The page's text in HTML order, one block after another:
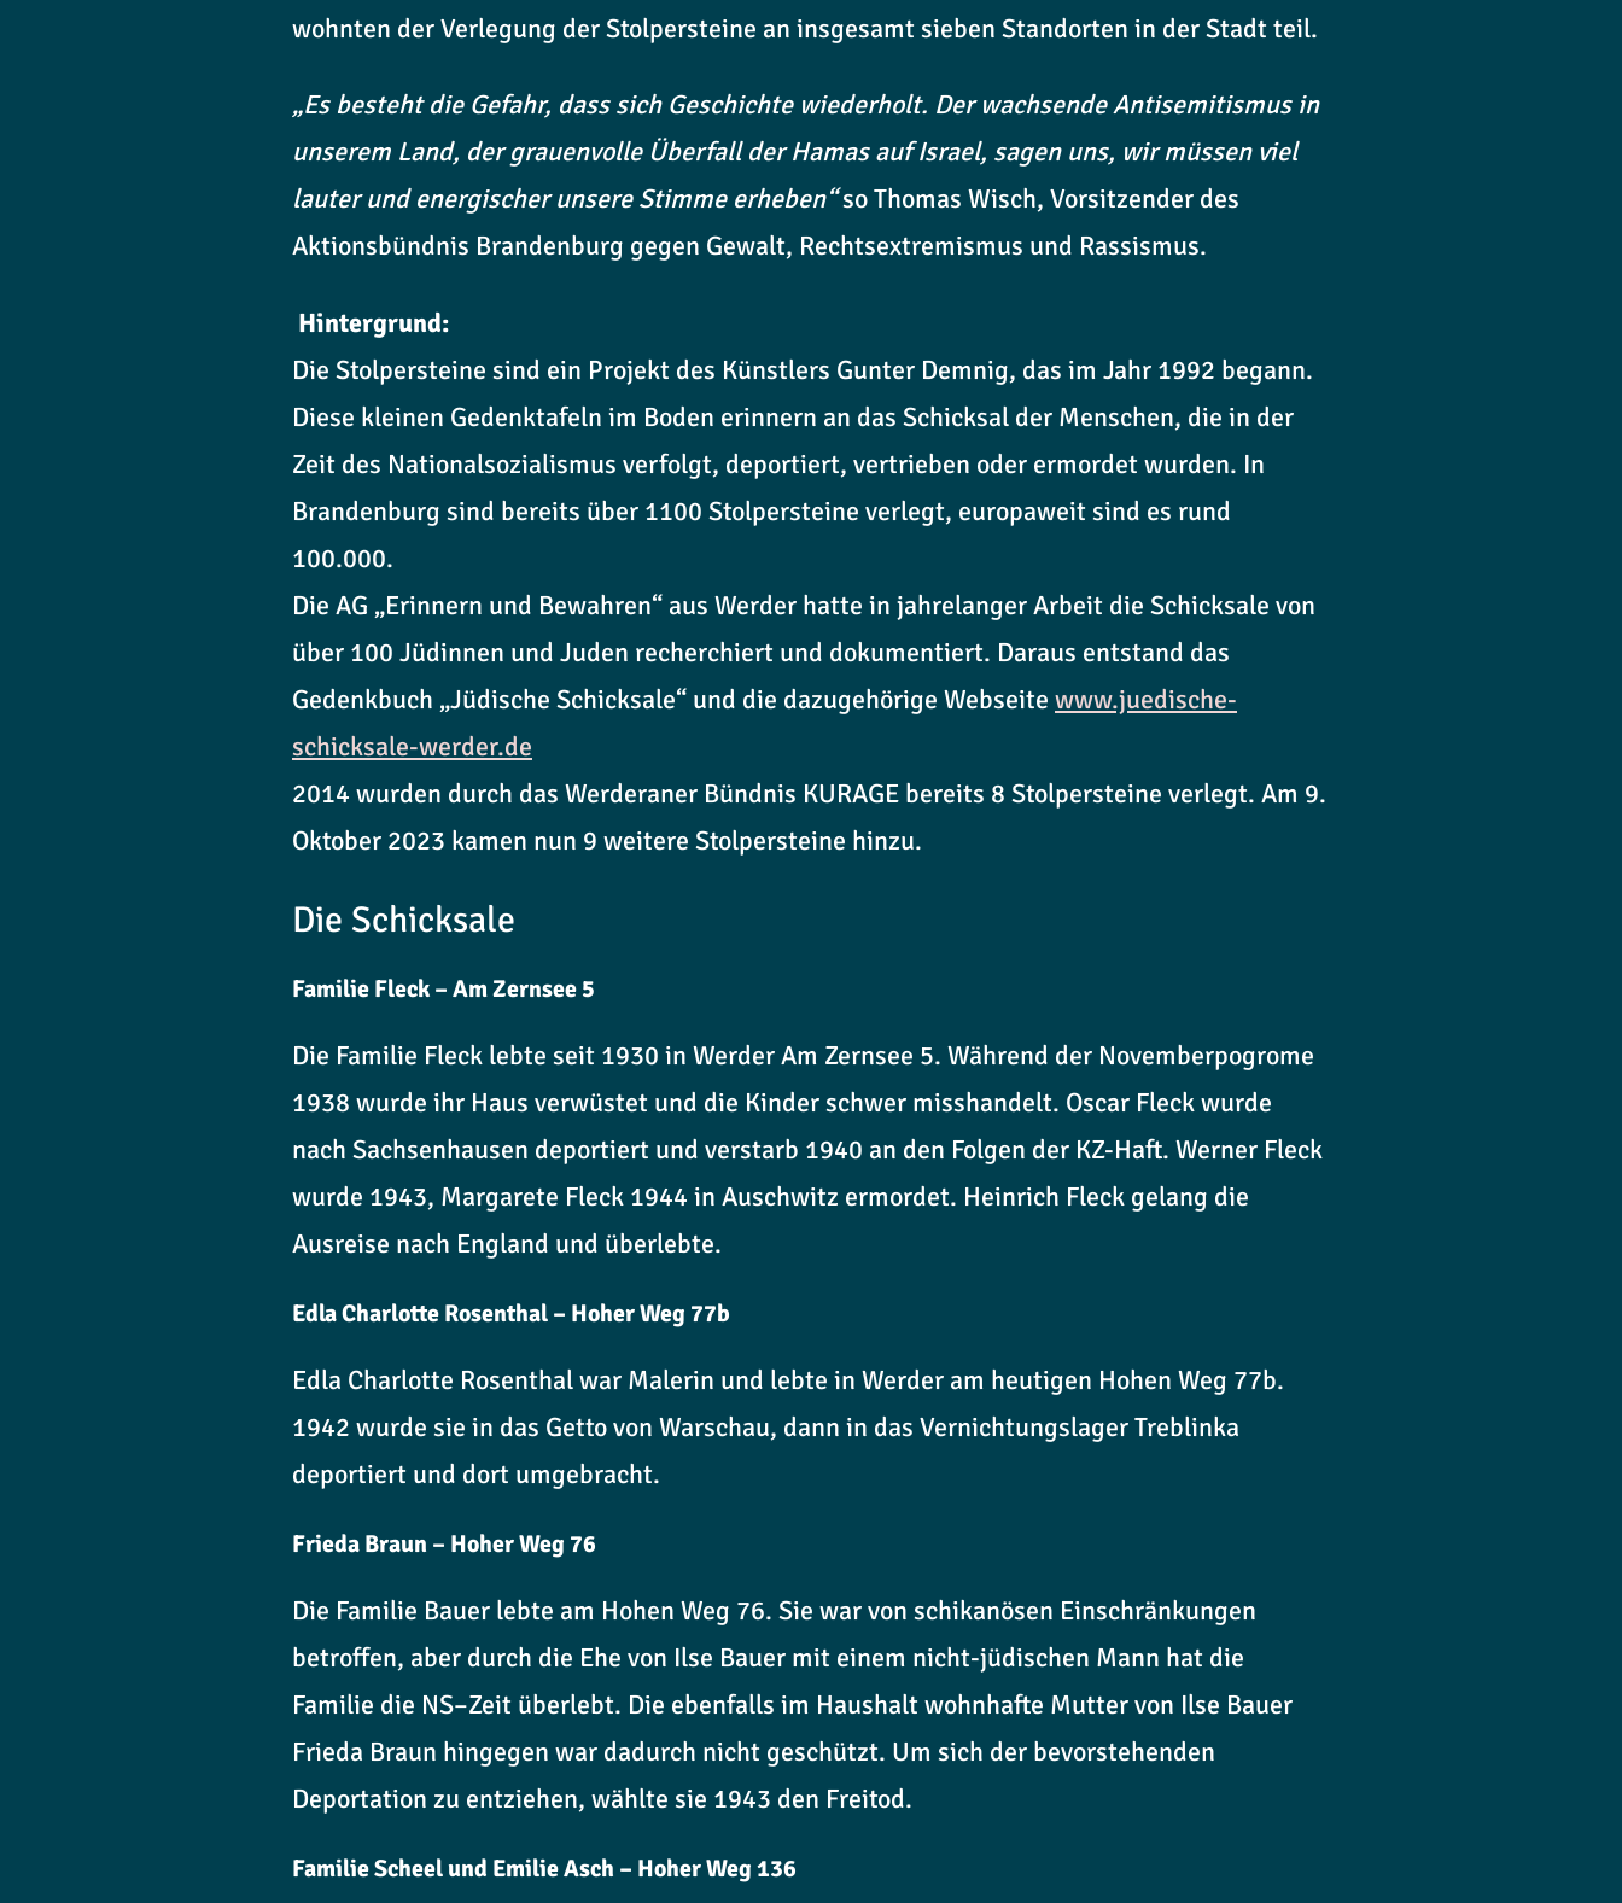
wohnten der Verlegung der Stolpersteine an insgesamt sieben Standorten in der Stadt teil.
„Es besteht die Gefahr, dass sich Geschichte wiederholt. Der wachsende Antisemitismus in
unserem Land, der grauenvolle Überfall der Hamas auf Israel, sagen uns, wir müssen viel
lauter und energischer unsere Stimme erheben“so Thomas Wisch, Vorsitzender des
Aktionsbündnis Brandenburg gegen Gewalt, Rechtsextremismus und Rassismus.
Hintergrund:
Die Stolpersteine sind ein Projekt des Künstlers Gunter Demnig, das im Jahr 1992 begann.
Diese kleinen Gedenktafeln im Boden erinnern an das Schicksal der Menschen, die in der
Zeit des Nationalsozialismus verfolgt, deportiert, vertrieben oder ermordet wurden. In
Brandenburg sind bereits über 1100 Stolpersteine verlegt, europaweit sind es rund
100.000.
Die AG „Erinnern und Bewahren“ aus Werder hatte in jahrelanger Arbeit die Schicksale von
über 100 Jüdinnen und Juden recherchiert und dokumentiert. Daraus entstand das
Gedenkbuch „Jüdische Schicksale“ und die dazugehörige Webseite www.juedische-
schicksale-werder.de
2014 wurden durch das Werderaner Bündnis KURAGE bereits 8 Stolpersteine verlegt. Am 9.
Oktober 2023 kamen nun 9 weitere Stolpersteine hinzu.
Die Schicksale
Familie Fleck – Am Zernsee 5
Die Familie Fleck lebte seit 1930 in Werder Am Zernsee 5. Während der Novemberpogrome
1938 wurde ihr Haus verwüstet und die Kinder schwer misshandelt. Oscar Fleck wurde
nach Sachsenhausen deportiert und verstarb 1940 an den Folgen der KZ-Haft. Werner Fleck
wurde 1943, Margarete Fleck 1944 in Auschwitz ermordet. Heinrich Fleck gelang die
Ausreise nach England und überlebte.
Edla Charlotte Rosenthal – Hoher Weg 77b
Edla Charlotte Rosenthal war Malerin und lebte in Werder am heutigen Hohen Weg 77b.
1942 wurde sie in das Getto von Warschau, dann in das Vernichtungslager Treblinka
deportiert und dort umgebracht.
Frieda Braun – Hoher Weg 76
Die Familie Bauer lebte am Hohen Weg 76. Sie war von schikanösen Einschränkungen
betroffen, aber durch die Ehe von Ilse Bauer mit einem nicht-jüdischen Mann hat die
Familie die NS–Zeit überlebt. Die ebenfalls im Haushalt wohnhafte Mutter von Ilse Bauer
Frieda Braun hingegen war dadurch nicht geschützt. Um sich der bevorstehenden
Deportation zu entziehen, wählte sie 1943 den Freitod.
Familie Scheel und Emilie Asch – Hoher Weg 136